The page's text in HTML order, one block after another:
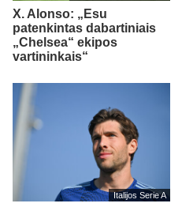
X. Alonso: „Esu
patenkintas dabartiniais
„Chelsea“ ekipos
vartininkais“
Italijos Serie A